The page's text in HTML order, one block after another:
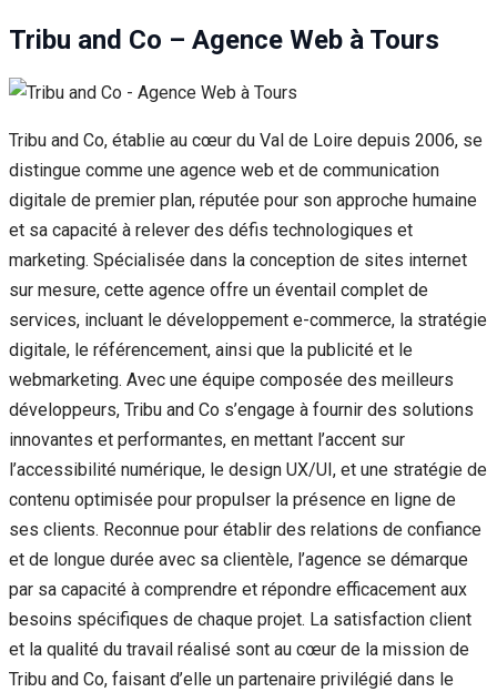
Tribu and Co – Agence Web à Tours
Tribu and Co, établie au cœur du Val de Loire depuis 2006, se
distingue comme une agence web et de communication
digitale de premier plan, réputée pour son approche humaine
et sa capacité à relever des défis technologiques et
marketing. Spécialisée dans la conception de sites internet
sur mesure, cette agence offre un éventail complet de
services, incluant le développement e-commerce, la stratégie
digitale, le référencement, ainsi que la publicité et le
webmarketing. Avec une équipe composée des meilleurs
développeurs, Tribu and Co s’engage à fournir des solutions
innovantes et performantes, en mettant l’accent sur
l’accessibilité numérique, le design UX/UI, et une stratégie de
contenu optimisée pour propulser la présence en ligne de
ses clients. Reconnue pour établir des relations de confiance
et de longue durée avec sa clientèle, l’agence se démarque
par sa capacité à comprendre et répondre efficacement aux
besoins spécifiques de chaque projet. La satisfaction client
et la qualité du travail réalisé sont au cœur de la mission de
Tribu and Co, faisant d’elle un partenaire privilégié dans le